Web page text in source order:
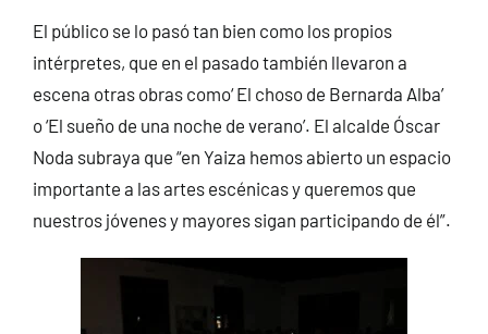
El público se lo pasó tan bien como los propios
intérpretes, que en el pasado también llevaron a
escena otras obras como‘ El choso de Bernarda Alba’
o ‘El sueño de una noche de verano’. El alcalde Óscar
Noda subraya que “en Yaiza hemos abierto un espacio
importante a las artes escénicas y queremos que
nuestros jóvenes y mayores sigan participando de él”.